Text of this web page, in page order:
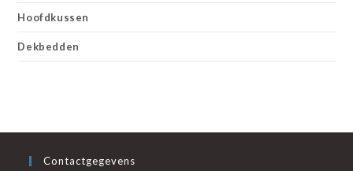
Hoofdkussen
Dekbedden
Contactgegevens